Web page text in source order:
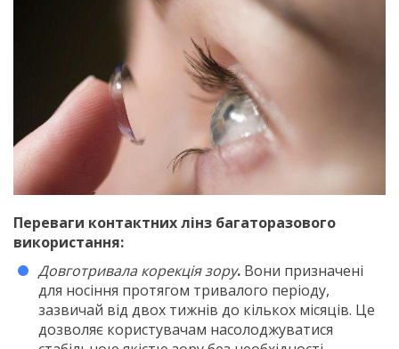
Переваги контактних лінз багаторазового
використання:
Довготривала корекція зору. Вони призначені
для носіння протягом тривалого періоду,
зазвичай від двох тижнів до кількох місяців. Це
дозволяє користувачам насолоджуватися